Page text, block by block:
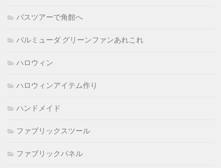
バスツアーで角館へ
バルミューダ グリーンファンあれこれ
ハロウィン
ハロウィンアイテム作り
ハンドメイド
ファブリックスツール
ファブリックパネル